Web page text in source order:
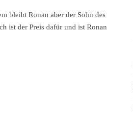
bleibt Ronan aber der Sohn des
ist der Preis dafür und ist Ronan